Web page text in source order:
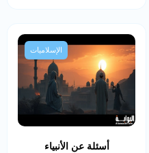
الإسلاميات
أسئلة عن الأنبياء